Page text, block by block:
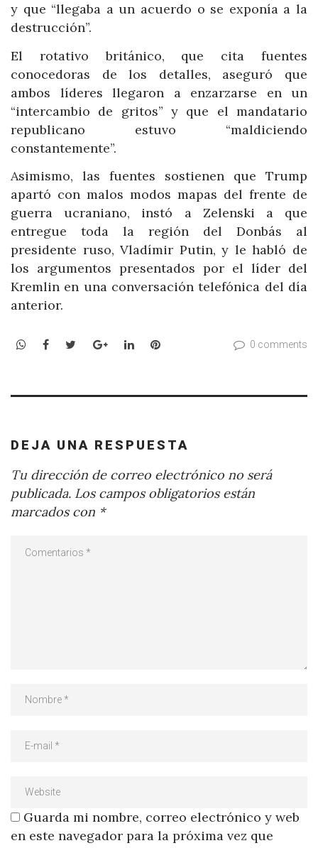
y que “llegaba a un acuerdo o se exponía a la
destrucción”.
El rotativo británico, que cita fuentes
conocedoras de los detalles, aseguró que
ambos líderes llegaron a enzarzarse en un
“intercambio de gritos” y que el mandatario
republicano estuvo “maldiciendo
constantemente”.
Asimismo, las fuentes sostienen que Trump
apartó con malos modos mapas del frente de
guerra ucraniano, instó a Zelenski a que
entregue toda la región del Donbás al
presidente ruso, Vladímir Putin, y le habló de
los argumentos presentados por el líder del
Kremlin en una conversación telefónica del día
anterior.
WhatsApp
Facebook
TwitterGoogle+LinkedInPinterest 0 comments
DEJA UNA RESPUESTA
Tu dirección de correo electrónico no será
publicada. Los campos obligatorios están
marcados con *
Guarda mi nombre, correo electrónico y web
en este navegador para la próxima vez que